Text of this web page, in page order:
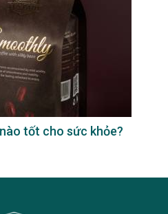
tốt cho sức khỏe?